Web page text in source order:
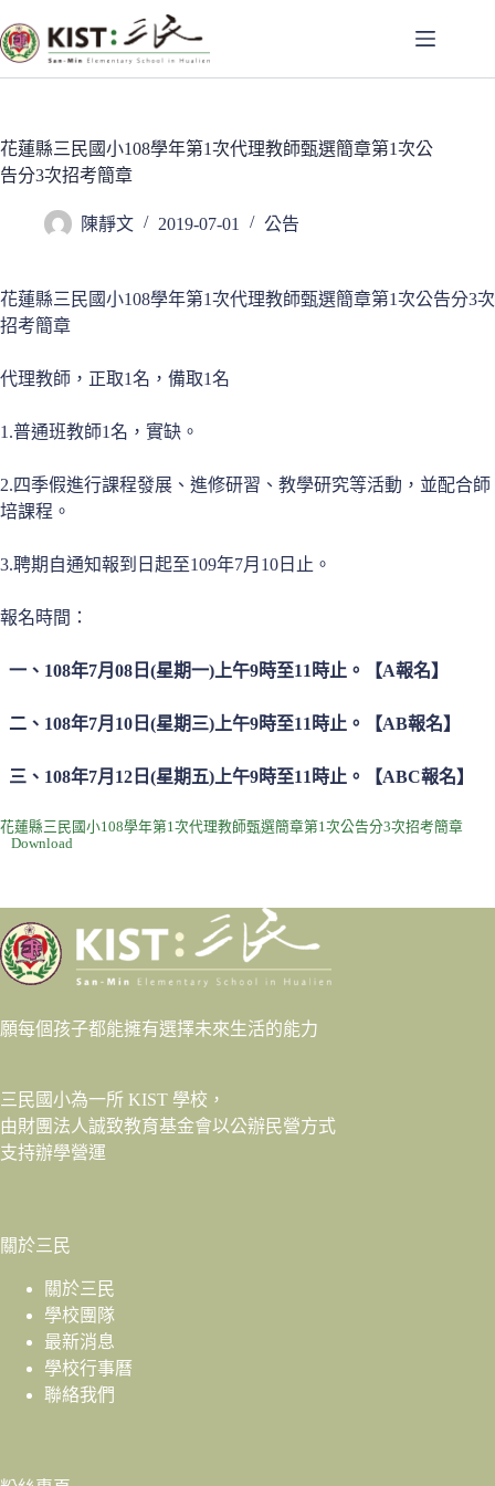
至
主
容
花蓮縣三民國小108學年第1次代理教師甄選簡章第1次公
告分3次招考簡章
陳靜文 2019-07-01 公告
花蓮縣三民國小108學年第1次代理教師甄選簡章第1次公告分3次
招考簡章
代理教師，正取1名，備取1名
1.普通班教師1名，實缺。
2.四季假進行課程發展、進修研習、教學研究等活動，並配合師
培課程。
3.聘期自通知報到日起至109年7月10日止。
報名時間：
一、108年7月 08 日(星期一)上午9時至11時止。【A報名】
二、108年7月 10 日(星期三)上午9時至11時止。【AB報名】
三、108年7月 12 日(星期五)上午9時至11時止。【ABC報名】
花蓮縣三民國小108學年第1次代理教師甄選簡章第1次公告分3次招考簡章
Download
願每個孩子都能擁有選擇未來生活的能力
三民國小為一所 KIST 學校，
由財團法人誠致教育基金會以公辦民營方式
支持辦學營運
關於三民
關於三民
學校團隊
最新消息
學校行事曆
聯絡我們